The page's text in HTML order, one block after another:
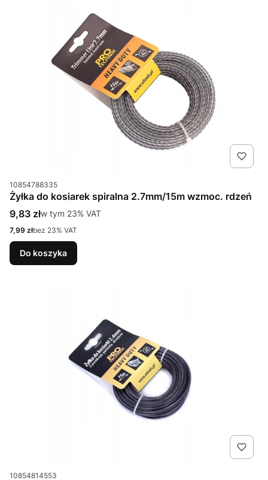
Kod produktu
10854788335
Żyłka do kosiarek spiralna 2.7mm/15m wzmoc. rdzeń
Cena brutto
9,83 złw tym %s VAT
w tym 23% VAT
Cena netto
7,99 złbez 23% VAT
Do koszyka
Kod produktu
10854814553